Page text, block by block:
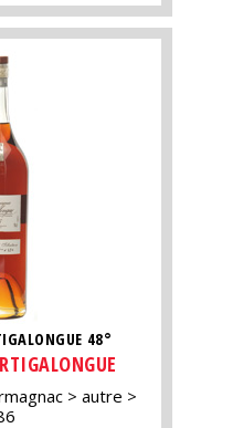
48°
autre